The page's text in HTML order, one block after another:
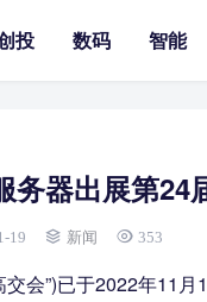
投 数码 智能
器出展第24
19 新闻 353
会”)已于2022年11